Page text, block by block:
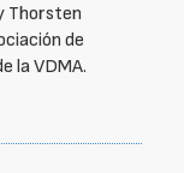
Thorsten
de
la VDMA.